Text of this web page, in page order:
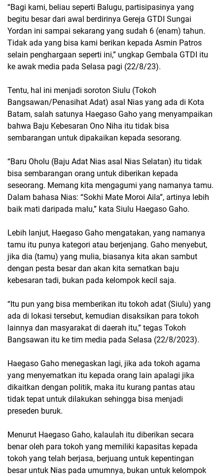
“Bagi kami, beliau seperti Balugu, partisipasinya yang
begitu besar dari awal berdirinya Gereja GTDI Sungai
Yordan ini sampai sekarang yang sudah 6 (enam) tahun.
Tidak ada yang bisa kami berikan kepada Asmin Patros
selain penghargaan seperti ini,” ungkap Gembala GTDI itu
ke awak media pada Selasa pagi (22/8/23).
Tentu, hal ini menjadi soroton Siulu (Tokoh
Bangsawan/Penasihat Adat) asal Nias yang ada di Kota
Batam, salah satunya Haegaso Gaho yang menyampaikan
bahwa Baju Kebesaran Ono Niha itu tidak bisa
sembarangan untuk dipakaikan kepada sesorang.
“Baru Oholu (Baju Adat Nias asal Nias Selatan) itu tidak
bisa sembarangan orang untuk diberikan kepada
seseorang. Memang kita mengagumi yang namanya tamu.
Dalam bahasa Nias: “Sokhi Mate Moroi Aila”, artinya lebih
baik mati daripada malu,” kata Siulu Haegaso Gaho.
Lebih lanjut, Haegaso Gaho mengatakan, yang namanya
tamu itu punya kategori atau berjenjang. Gaho menyebut,
jika dia (tamu) yang mulia, biasanya kita akan sambut
dengan pesta besar dan akan kita sematkan baju
kebesaran tadi, bukan pada kelompok kecil saja.
“Itu pun yang bisa memberikan itu tokoh adat (Siulu) yang
ada di lokasi tersebut, kemudian disaksikan para tokoh
lainnya dan masyarakat di daerah itu,” tegas Tokoh
Bangsawan itu ke tim media pada Selasa (22/8/2023).
Haegaso Gaho menegaskan lagi, jika ada tokoh agama
yang menyematkan itu kepada orang lain apalagi jika
dikaitkan dengan politik, maka itu kurang pantas atau
tidak tepat untuk dilakukan sehingga bisa menjadi
preseden buruk.
Menurut Haegaso Gaho, kalaulah itu diberikan secara
benar oleh para tokoh yang memiliki kapasitas kepada
tokoh yang telah berjasa, berjuang untuk kepentingan
besar untuk Nias pada umumnya, bukan untuk kelompok